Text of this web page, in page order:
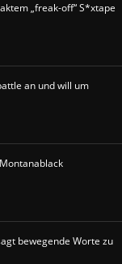
„freak-off“ S*xtape
an und will um
bewegende Worte zu